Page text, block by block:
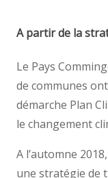
A partir de la
Le Pays
de communes
démarche Plan
le changement
A l’automne
une stratégie de